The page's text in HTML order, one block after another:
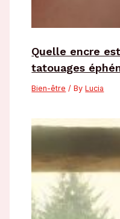
Quelle encre
tatouages
Bien-être / ByLucia